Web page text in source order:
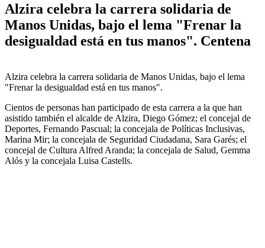
Alzira celebra la carrera solidaria de
Manos Unidas, bajo el lema "Frenar la
desigualdad está en tus manos". Centena
Alzira celebra la carrera solidaria de Manos Unidas, bajo el lema
"Frenar la desigualdad está en tus manos".
Cientos de personas han participado de esta carrera a la que han
asistido también el alcalde de Alzira, Diego Gómez; el concejal de
Deportes, Fernando Pascual; la concejala de Políticas Inclusivas,
Marina Mir; la concejala de Seguridad Ciudadana, Sara Garés; el
concejal de Cultura Alfred Aranda; la concejala de Salud, Gemma
Alós y la concejala Luisa Castells.